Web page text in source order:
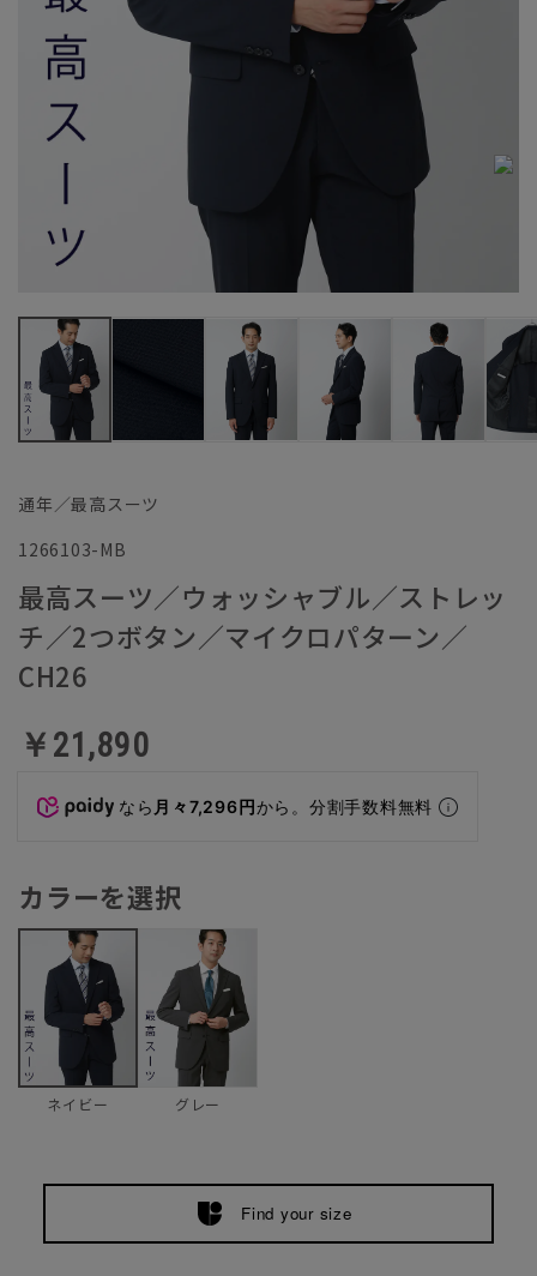
通年／最高スーツ
1266103-MB
最高スーツ／ウォッシャブル／ストレッ
チ／2つボタン／マイクロパターン／
CH26
￥21,890
なら 月々7,296円から。分割手数料無料
カラーを選択
ネイビー グレー
Find your size